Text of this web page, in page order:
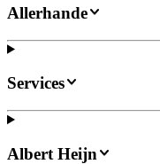
Allerhande
Services
Albert Heijn